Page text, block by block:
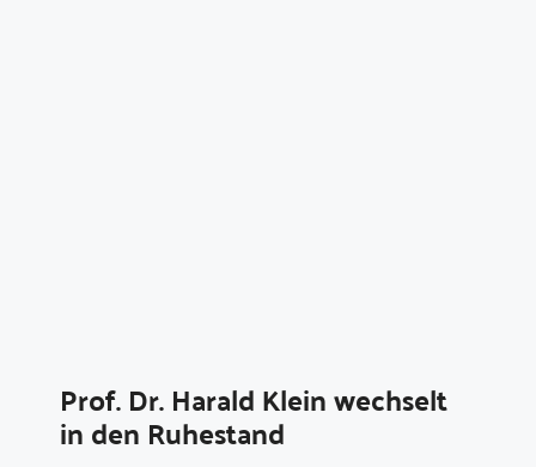
Prof. Dr. Harald Klein wechselt
in den Ruhestand